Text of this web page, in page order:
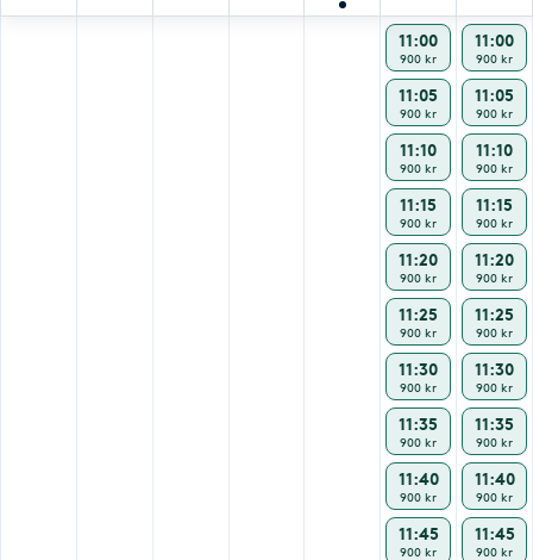
11:00
900 kr
11:05
900 kr
11:10
900 kr
11:15
900 kr
11:20
900 kr
11:25
900 kr
11:30
900 kr
11:35
900 kr
11:40
900 kr
11:45
900 kr
11:00
900 kr
11:05
900 kr
11:10
900 kr
11:15
900 kr
11:20
900 kr
11:25
900 kr
11:30
900 kr
11:35
900 kr
11:40
900 kr
11:45
900 kr